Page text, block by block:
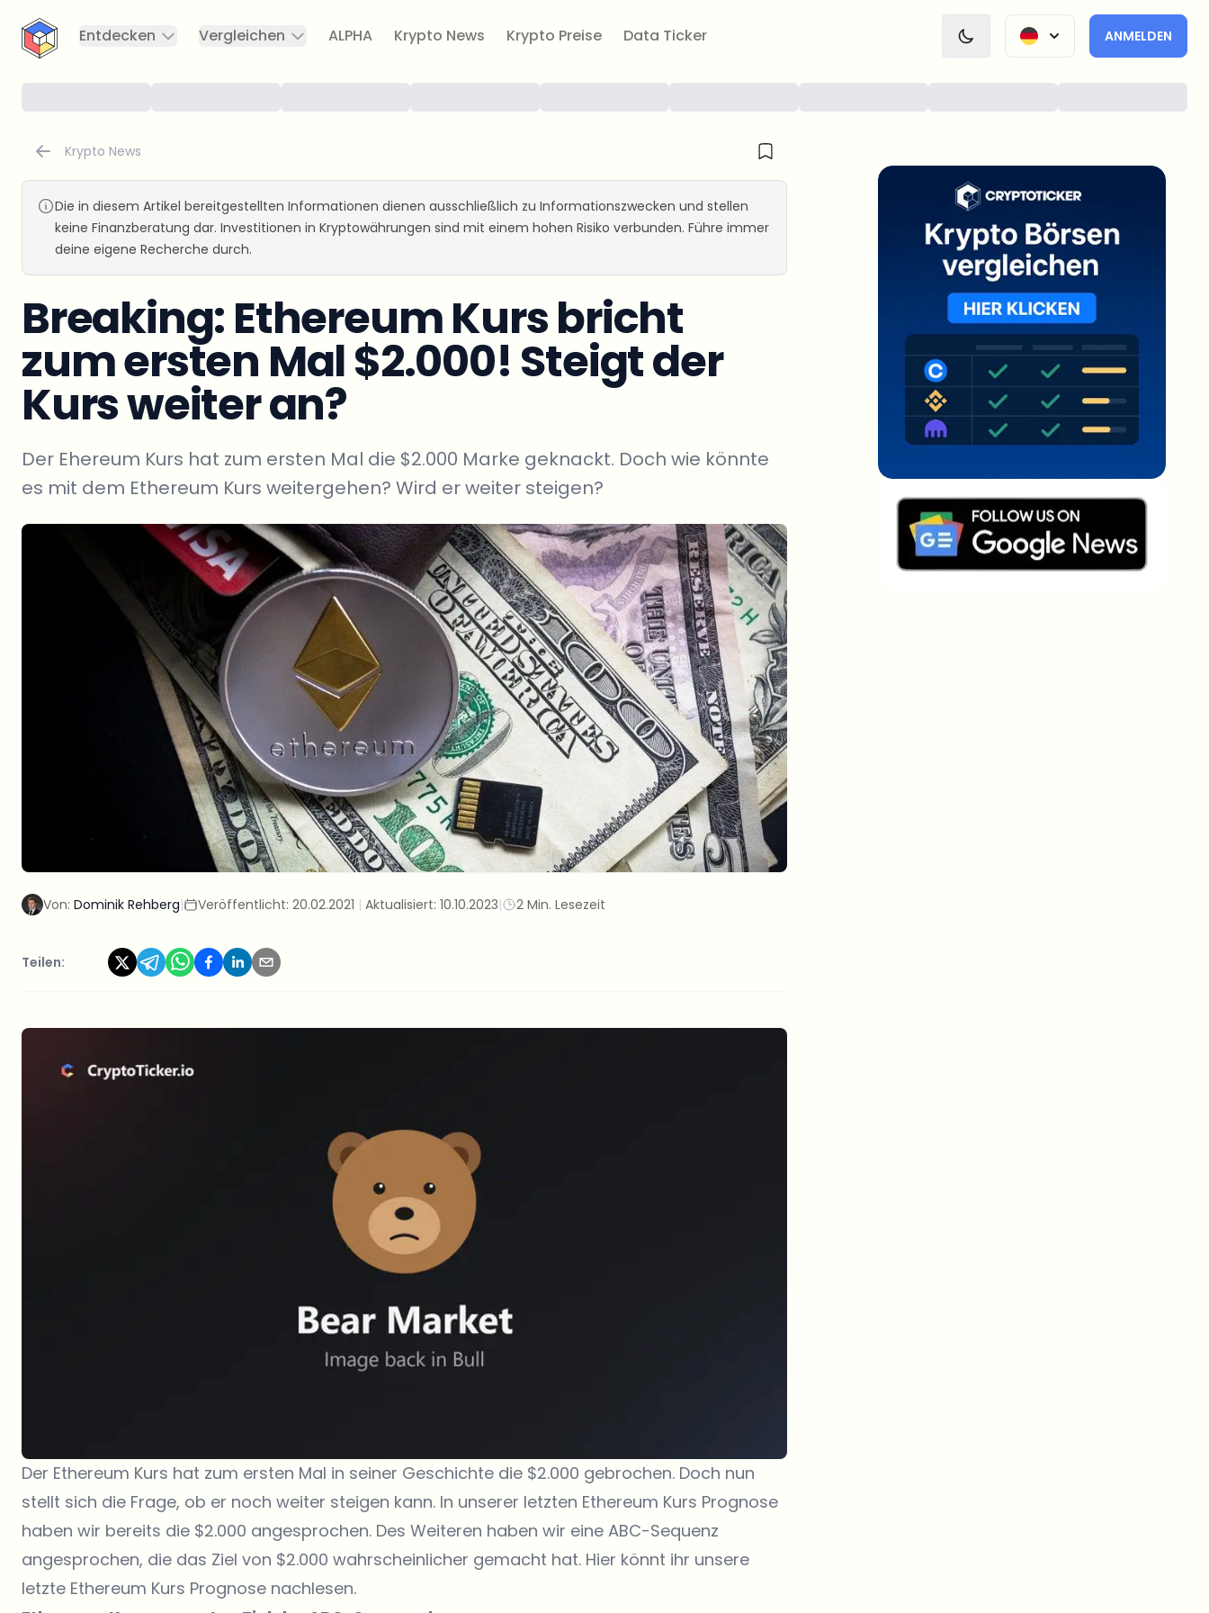
CryptoTicker
Entdecken
Vergleichen ALPHA Krypto News Krypto Preise Data Ticker ANMELDEN
Krypto News
Die in diesem Artikel bereitgestellten Informationen dienen ausschließlich zu Informationszwecken und stellen
keine Finanzberatung dar. Investitionen in Kryptowährungen sind mit einem hohen Risiko verbunden. Führe immer
deine eigene Recherche durch.
Breaking: Ethereum Kurs bricht
zum ersten Mal $2.000! Steigt der
Kurs weiter an?
Der Ehereum Kurs hat zum ersten Mal die $2.000 Marke geknackt. Doch wie könnte
es mit dem Ethereum Kurs weitergehen? Wird er weiter steigen?
Von: Dominik Rehberg| Veröffentlicht: 20.02.2021 | Aktualisiert: 10.10.2023| 2 Min. Lesezeit
Teilen:
Der Ethereum Kurs hat zum ersten Mal in seiner Geschichte die $2.000 gebrochen. Doch nun
stellt sich die Frage, ob er noch weiter steigen kann. In unserer letzten Ethereum Kurs Prognose
haben wir bereits die $2.000 angesprochen. Des Weiteren haben wir eine ABC-Sequenz
angesprochen, die das Ziel von $2.000 wahrscheinlicher gemacht hat. Hier könnt ihr unsere
letzte Ethereum Kurs Prognose nachlesen.